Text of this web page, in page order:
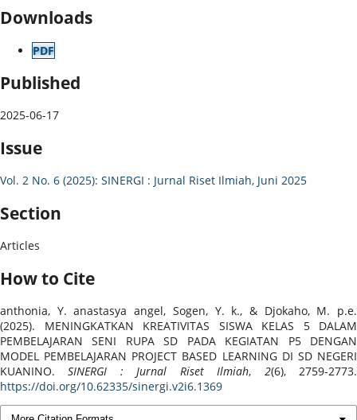
Downloads
PDF
Published
2025-06-17
Issue
Vol. 2 No. 6 (2025): SINERGI : Jurnal Riset Ilmiah, Juni 2025
Section
Articles
How to Cite
anthonia, Y. anastasya angel, Sogen, Y. k., & Djokaho, M. p.e.
(2025). MENINGKATKAN KREATIVITAS SISWA KELAS 5 DALAM
PEMBELAJARAN SENI RUPA SD PADA KEGIATAN P5 DENGAN
MODEL PEMBELAJARAN PROJECT BASED LEARNING DI SD NEGERI
KUANINO.SINERGI : Jurnal Riset Ilmiah, 2(6), 2759-2773.
https://doi.org/10.62335/sinergi.v2i6.1369